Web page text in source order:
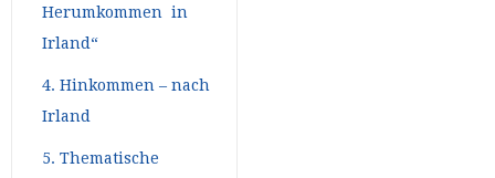
Herumkommen in
Irland“
4. Hinkommen – nach
Irland
5. Thematische